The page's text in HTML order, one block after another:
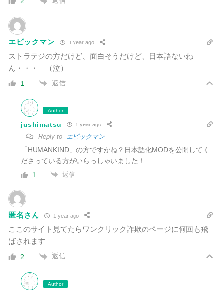
エピックマン 1 year ago
ストラテジの方だけど、面白そうだけど、日本語ないね
ん・・・ （泣）
1 返信
Author
jushimatsu 1 year ago
Reply to エピックマン
「HUMANKIND」の方ですかね？日本語化MODを公開してく
ださっている方がいらっしゃいました！
1 返信
匿名さん 1 year ago
ここのサイト見てたらワンクリック詐欺のページに何回も飛
ばされます
2 返信
Author